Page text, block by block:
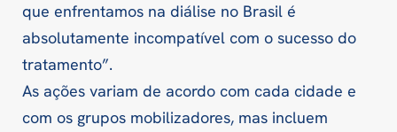
que enfrentamos na diálise no Brasil é
absolutamente incompatível com o sucesso do
tratamento”.
As ações variam de acordo com cada cidade e
com os grupos mobilizadores, mas incluem